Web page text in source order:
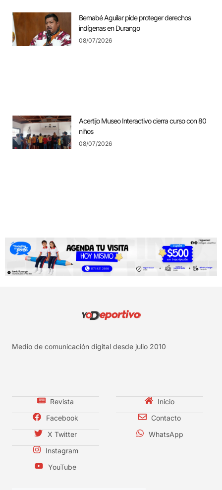
Bernabé Aguilar pide proteger derechos
indígenas en Durango
08/07/2026
Acertijo Museo Interactivo cierra curso con 80
niños
08/07/2026
Medio de comunicación digital desde julio 2010
Revista
Facebook
X Twitter
Instagram
YouTube
Inicio
Contacto
WhatsApp